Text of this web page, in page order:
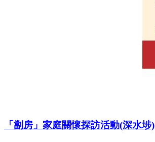
「劏房」家庭關懷探訪活動(深水埗)